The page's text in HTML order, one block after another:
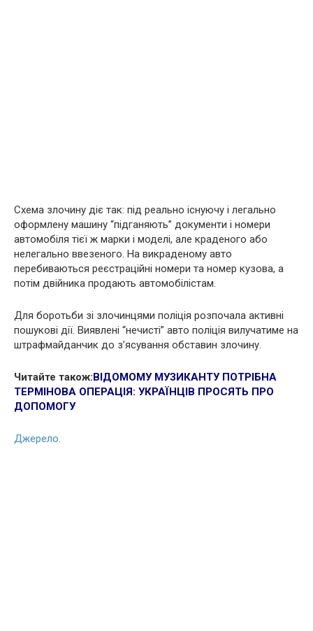
Схема злочину діє так: під реально існуючу і легально
оформлену машину “підганяють” документи і номери
автомобіля тієї ж марки і моделі, але краденого або
нелегально ввезеного. На викраденому авто
перебиваються реєстраційні номери та номер кузова, а
потім двійника продають автомобілістам.
Для боротьби зі злочинцями поліція розпочала активні
пошукові дії. Виявлені “нечисті” авто поліція вилучатиме на
штрафмайданчик до з’ясування обставин злочину.
Читайте також: ВІДОМОМУ МУЗИКАНТУ ПОТРІБНА
ТЕРМІНОВА ОПЕРАЦІЯ: УКРАЇНЦІВ ПРОСЯТЬ ПРО
ДОПОМОГУ
Джерело.